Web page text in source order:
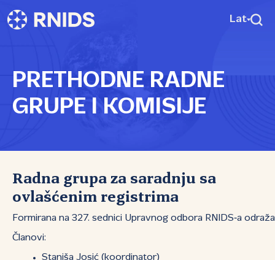
Lat
PRETHODNE RADNE
GRUPE I KOMISIJE
Radna grupa za saradnju sa
ovlašćenim registrima
Formirana na 327. sednici Upravnog odbora RNIDS‑a
Članovi:
Staniša Josić (koordinator)